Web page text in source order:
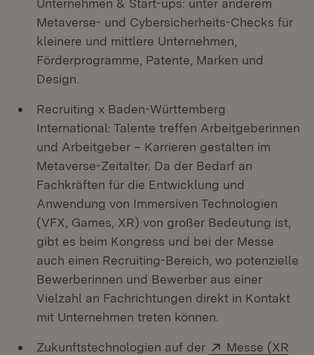
Unternehmen & Start-ups: unter anderem
Metaverse- und Cybersicherheits-Checks für
kleinere und mittlere Unternehmen,
Förderprogramme, Patente, Marken und
Design.
Recruiting x Baden-Württemberg
International: Talente treffen Arbeitgeberinnen
und Arbeitgeber – Karrieren gestalten im
Metaverse-Zeitalter. Da der Bedarf an
Fachkräften für die Entwicklung und
Anwendung von Immersiven Technologien
(VFX, Games, XR) von großer Bedeutung ist,
gibt es beim Kongress und bei der Messe
auch einen Recruiting-Bereich, wo potenzielle
Bewerberinnen und Bewerber aus einer
Vielzahl an Fachrichtungen direkt in Kontakt
mit Unternehmen treten können.
Zukunftstechnologien auf der Extern:
Messe (XR